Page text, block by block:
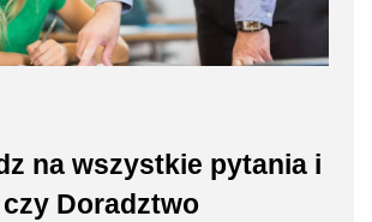
na wszystkie pytania i
Doradztwo